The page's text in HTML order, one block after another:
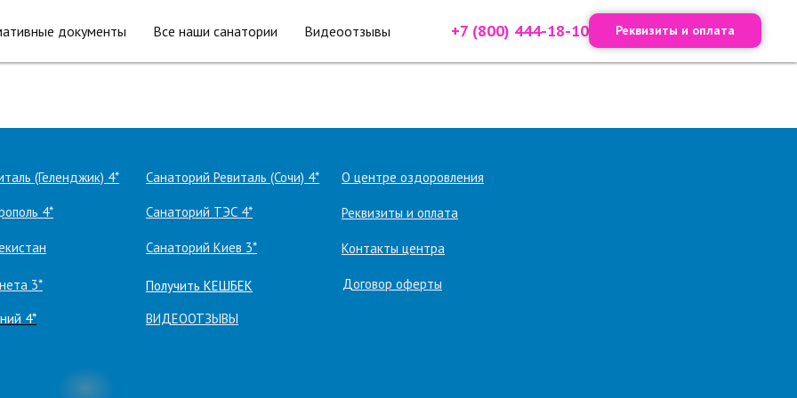
документы Все наши санатории Видеоотзывы +7 (800) 444-18-10 Реквизиты и оплата
О центре оздоровления
Санаторий Киев 3* Контакты центра
Договор оферты
Реквизиты и оплата
3*
ВИДЕООТЗЫВЫ
Санаторий ТЭС 4*
4*
(Геленджик) 4* Санаторий Ревиталь (Сочи) 4*
4*
Получить КЕШБЕК